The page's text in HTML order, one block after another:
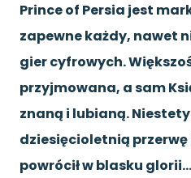
Prince of Persia jest
zapewne każdy, nawet
gier cyfrowych.
przyjmowana, a sam
znaną i lubianą. Niestety
dziesięcioletnią
powrócił w blasku